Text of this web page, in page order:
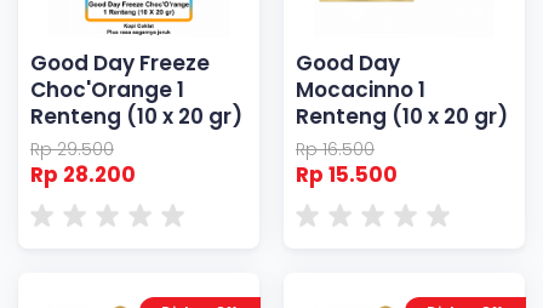
Good Day Freeze
Choc'Orange 1
Renteng (10 x 20 gr)
Rp 29.500
Rp 28.200
Good Day
Mocacinno 1
Renteng (10 x 20 gr)
Rp 16.500
Rp 15.500